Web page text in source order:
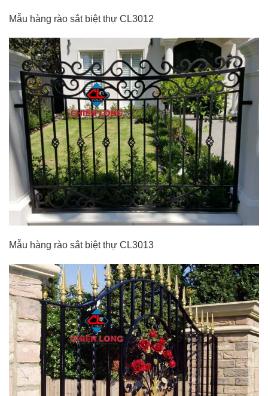
Mẫu hàng rào sắt biệt thự CL3012
Mẫu hàng rào sắt biệt thự CL3013